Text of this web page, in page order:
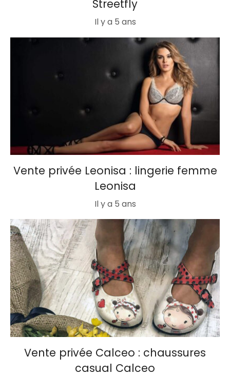
Streetfly
Il y a 5 ans
Vente privée Leonisa : lingerie femme
Leonisa
Il y a 5 ans
Vente privée Calceo : chaussures
casual Calceo